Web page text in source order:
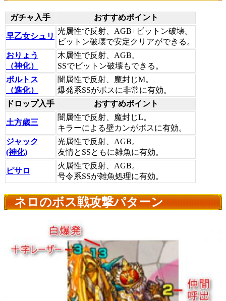
ガチャ入手 おすすめポイント
早乙女シュリ
光属性で反射、AGB+ビットン破壊。
ビットン破壊で安定クリアができる。
おりょう
（神化）
木属性で反射、AGB。
SSでビットン破壊もできる。
ポルトス
（進化）
闇属性で反射、魔封じM。
爆発系SSがボスに非常に有効。
ドロップ入手
おすすめポイント
土方歳三
闇属性で反射、魔封じL。
キラーによる壁カンがボスに有効。
ジャック
(神化)
光属性で反射、AGB。
友情とSSともに雑魚に有効。
ピサロ
火属性で反射、AGB。
号令系SSが雑魚処理に有効。
ネロのボス戦攻撃パターン